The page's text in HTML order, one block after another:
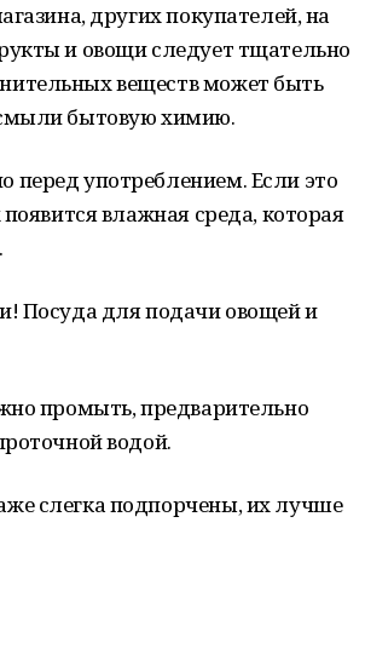
других покупателей, на
и овощи следует тщательно
веществ может быть
бытовую химию.
перед употреблением. Если это
влажная среда, которая
Посуда для подачи овощей и
промыть, предварительно
водой.
слегка подпорчены, их лучше